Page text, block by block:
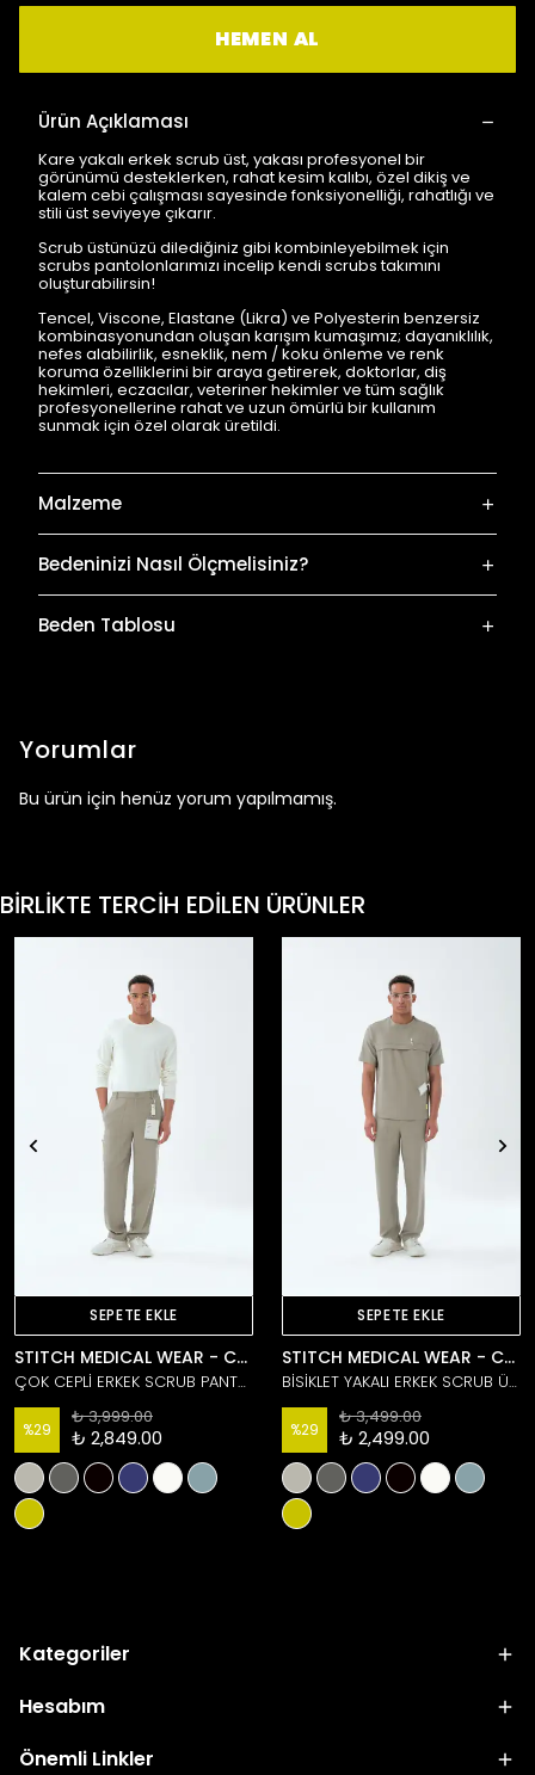
HEMEN AL
Ürün Açıklaması
Kare yakalı erkek scrub üst, yakası profesyonel bir
görünümü desteklerken, rahat kesim kalıbı, özel dikiş ve
kalem cebi çalışması sayesinde fonksiyonelliği, rahatlığı ve
stili üst seviyeye çıkarır.
Scrub üstünüzü dilediğiniz gibi kombinleyebilmek için
scrubs pantolonlarımızı incelip kendi scrubs takımını
oluşturabilirsin!
Tencel, Viscone, Elastane (Likra) ve Polyesterin benzersiz
kombinasyonundan oluşan karışım kumaşımız; dayanıklılık,
nefes alabilirlik, esneklik, nem / koku önleme ve renk
koruma özelliklerini bir araya getirerek, doktorlar, diş
hekimleri, eczacılar, veteriner hekimler ve tüm sağlık
profesyonellerine rahat ve uzun ömürlü bir kullanım
sunmak için özel olarak üretildi.
Malzeme
Bedeninizi Nasıl Ölçmelisiniz?
Beden Tablosu
Yorumlar
Bu ürün için henüz yorum yapılmamış.
BİRLİKTE TERCİH EDİLEN ÜRÜNLER
SEPETE EKLE
STITCH MEDICAL WEAR - Core Collection
ÇOK CEPLİ ERKEK SCRUB PANTOLON
%29
₺ 3,999.00
₺ 2,849.00
SEPETE EKLE
STITCH MEDICAL WEAR - Core Collection
BİSİKLET YAKALI ERKEK SCRUB ÜST
%29
₺ 3,499.00
₺ 2,499.00
Kategoriler
Hesabım
Önemli Linkler